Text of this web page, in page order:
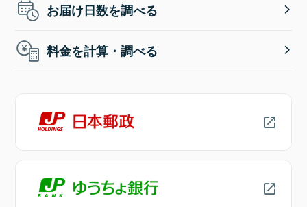
お届け日数を調べる
料金を計算・調べる